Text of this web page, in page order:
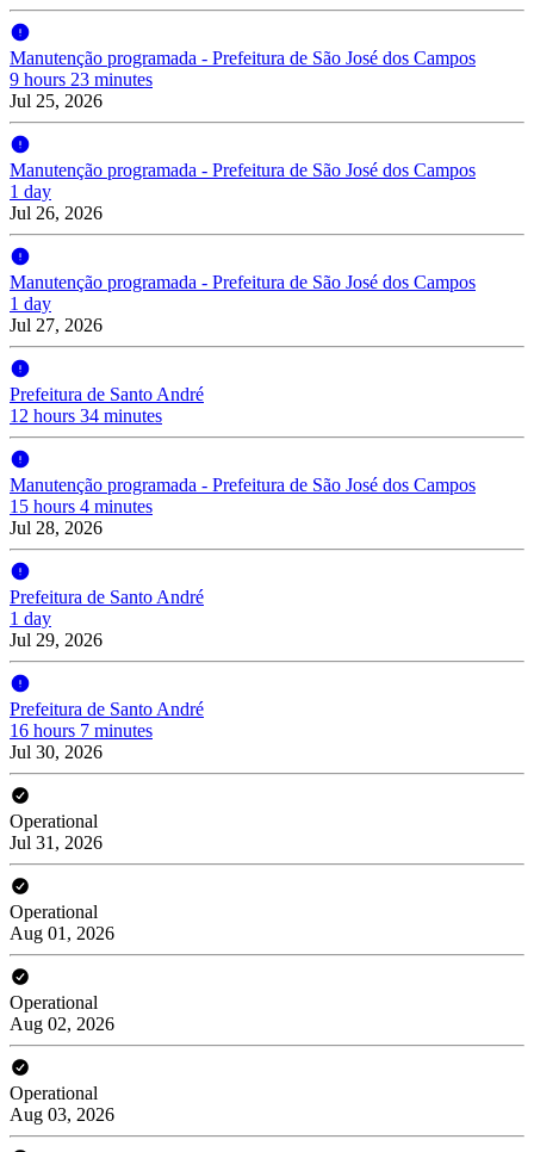
Manutenção programada - Prefeitura de São José dos Campos
9 hours 23 minutes
Jul 25, 2026
Manutenção programada - Prefeitura de São José dos Campos
1 day
Jul 26, 2026
Manutenção programada - Prefeitura de São José dos Campos
1 day
Jul 27, 2026
Prefeitura de Santo André
12 hours 34 minutes
Manutenção programada - Prefeitura de São José dos Campos
15 hours 4 minutes
Jul 28, 2026
Prefeitura de Santo André
1 day
Jul 29, 2026
Prefeitura de Santo André
16 hours 7 minutes
Jul 30, 2026
Operational
Jul 31, 2026
Operational
Aug 01, 2026
Operational
Aug 02, 2026
Operational
Aug 03, 2026